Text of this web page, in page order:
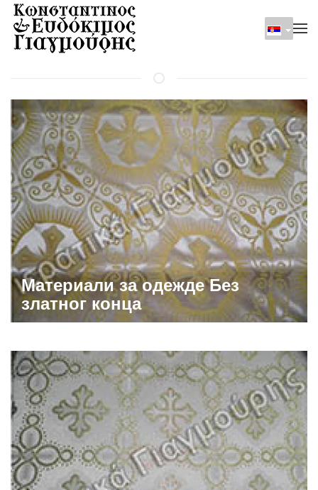
Skip to main content
Материали за одежде Без
златног конца